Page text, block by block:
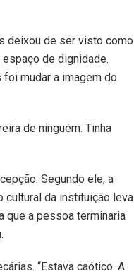
deixou de ser visto como
de dignidade.
mudar a imagem do
de ninguém. Tinha
Segundo ele, a
cultural da instituição leva
que a pessoa terminaria
“Estava caótico. A